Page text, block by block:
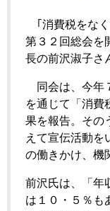
｢消費税をな
第３２回総会を
長の前沢淑子さ
同会は、今年
を通じて「消費
果を報告。その
えて宣伝活動を
の働きかけ、機
前沢氏は、「年
は１０・５％も